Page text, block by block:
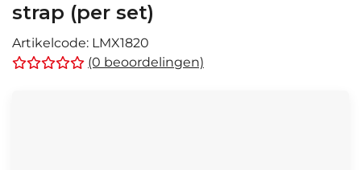
strap (per set)
Artikelcode: LMX1820
(0 beoordelingen)